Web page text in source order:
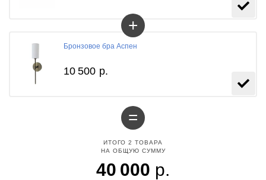
+
Бронзовое бра Аспен
10 500 р.
=
ИТОГО 2 ТОВАРА
НА ОБЩУЮ СУММУ
40 000 р.